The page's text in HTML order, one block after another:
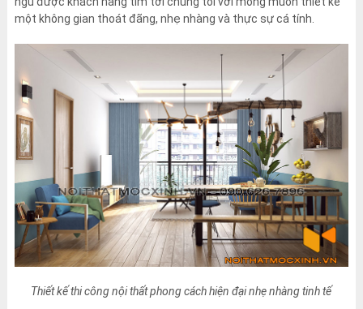
một không gian thoát đãng, nhẹ nhàng và thực sự cá tính.
Thiết kế thi công nội thất phong cách hiện đại nhẹ nhàng tinh tế